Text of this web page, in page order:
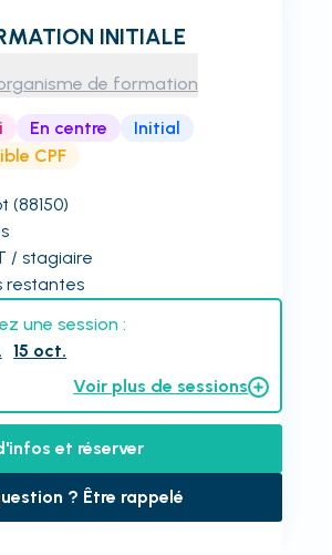
INITIALE
de formation
En centre
Initial
CPF
(88150)
/ stagiaire
restantes
une session :
15 oct.
Voir plus de sessions
et réserver
? Être rappelé